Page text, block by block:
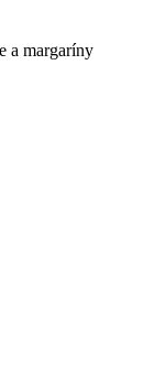
a margaríny